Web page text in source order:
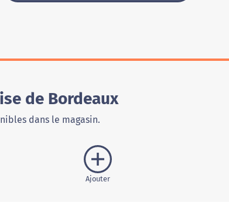
de Bordeaux
dans le magasin.
Ajouter